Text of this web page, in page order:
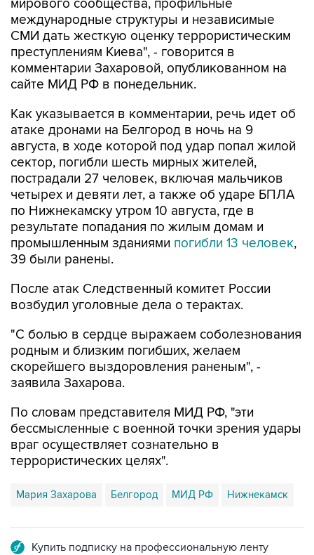
мирового сообщества, профильные
международные структуры и независимые
СМИ дать жесткую оценку террористическим
преступлениям Киева", - говорится в
комментарии Захаровой, опубликованном на
сайте МИД РФ в понедельник.
Как указывается в комментарии, речь идет об
атаке дронами на Белгород в ночь на 9
августа, в ходе которой под удар попал жилой
сектор, погибли шесть мирных жителей,
пострадали 27 человек, включая мальчиков
четырех и девяти лет, а также об ударе БПЛА
по Нижнекамску утром 10 августа, где в
результате попадания по жилым домам и
промышленным зданиями погибли 13 человек,
39 были ранены.
После атак Следственный комитет России
возбудил уголовные дела о терактах.
"С болью в сердце выражаем соболезнования
родным и близким погибших, желаем
скорейшего выздоровления раненым", -
заявила Захарова.
По словам представителя МИД РФ, "эти
бессмысленные с военной точки зрения удары
враг осуществляет сознательно в
террористических целях".
Мария Захарова Белгород МИД РФ Нижнекамск
Купить подписку на профессиональную ленту